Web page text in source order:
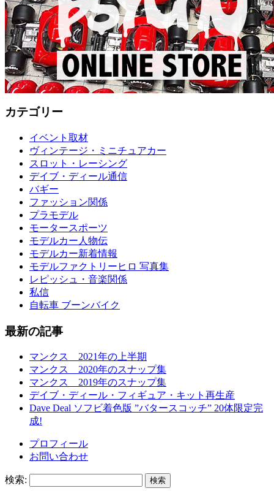
カテゴリー
イベント取材
ヴィンテージ・ミニチュアカー
スロット・レーシング
デイブ・ディール通信
バギー
ファッション関係
プラモデル
モータースポーツ
モデルカー人物伝
モデルカー新着情報
モデルファクトリーヒロ 写真集
レピッシュ・音楽関係
私信
自転車 ブーンバイク
最新の記事
マンクス 2021年の上半期
マンクス 2020年のスナップ集
マンクス 2019年のスナップ集
デイブ・ディール・フィギュア・キット再生産
Dave Deal ソフビ着色版 ”バタースコッチ” 20体限定完
成!
プロフィール
お問い合わせ
検索: